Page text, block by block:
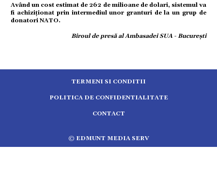
Având un cost estimat de 262 de milioane de dolari, sistemul va
fi achiziționat prin intermediul unor granturi de la un grup de
donatori NATO.
Biroul de presă al Ambasadei SUA - București
TERMENI SI CONDITII
POLITICA DE CONFIDENTIALITATE
CONTACT
© EDMUNT MEDIA SERV